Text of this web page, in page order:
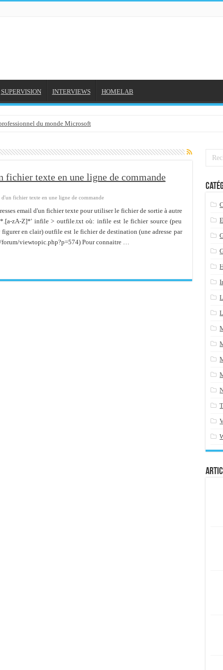
SUPERVISION INTERVIEWS HOMELAB
du monde Microsoft
avec outlook 2010 ou 2013 (environnement Exchange)
arrière après un yum update
fichier texte en une ligne de commande
d'un fichier texte en une ligne de commande
email d'un fichier texte pour utiliser le fichier de sortie à autre
zA-Z]*' infile > outfile.txt où: infile est le fichier source (peu
en clair) outfile est le fichier de destination (une adresse par
viewtopic.php?p=574) Pour connaitre …